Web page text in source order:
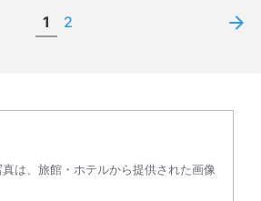
1 2
は、旅館・ホテルから提供された画像